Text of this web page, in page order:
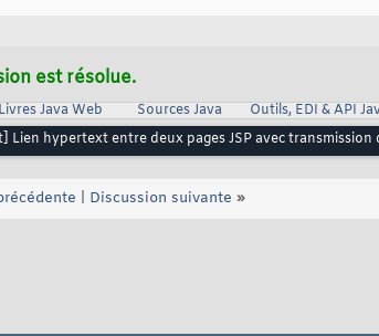
est résolue.
Livres Java Web Sources Java Outils, EDI & API
Lien hypertext entre deux pages JSP avec transmission
Discussion suivante »